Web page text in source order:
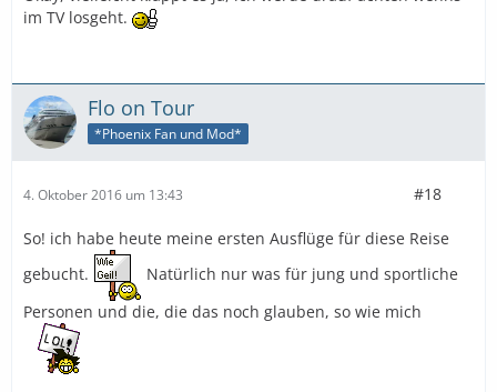
im TV losgeht.
Flo on Tour
*Phoenix Fan und Mod*
4. Oktober 2016 um 13:43 #18
So! ich habe heute meine ersten Ausflüge für diese Reise
gebucht.
Natürlich nur was für jung und sportliche
Personen und die, die das noch glauben, so wie mich